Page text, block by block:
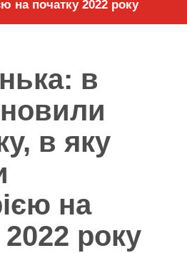
на початку 2022 року
в
в яку
на
року